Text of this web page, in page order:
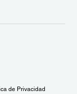
de Privacidad